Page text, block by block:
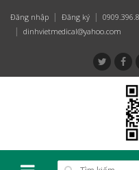
Đăng nhập Đăng ký
dinhvietmedical@yahoo.com